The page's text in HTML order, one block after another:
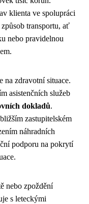
klienta ve spolupráci
transportu, ať
nebo pravidelnou
na zdravotní situace.
asistenčních služeb
dokladů.
zastupitelském
náhradních
podporu na pokrytí
nebo zpoždění
s leteckými